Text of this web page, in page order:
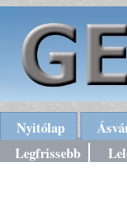
Nyitólap
Legfrissebb